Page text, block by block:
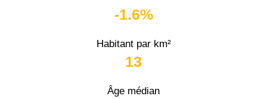
-1.6%
Habitant par km²
13
Âge médian